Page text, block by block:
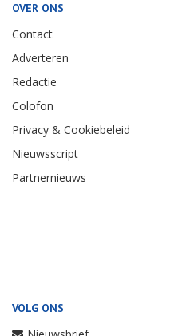
OVER ONS
Contact
Adverteren
Redactie
Colofon
Privacy & Cookiebeleid
Nieuwsscript
Partnernieuws
VOLG ONS